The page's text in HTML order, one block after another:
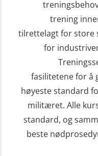
(ABSBLE010)
(OER105)
Livbåtfører
(OSE1431)
Livbåtfører
sliskebåt
STCW
sjøfolk på
STCW
båt (MSE103)
STCW
trening
tilrettelagt for store
for
fasilitetene for å
høyeste standard
militæret. Alle
standard, og
beste